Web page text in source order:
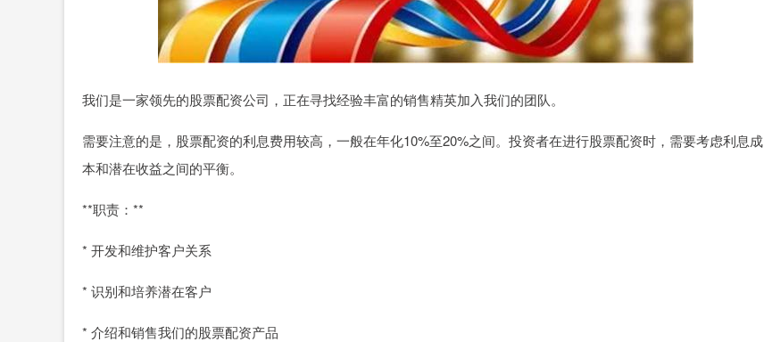
我们是一家领先的股票配资公司，正在寻找经验丰富的销售精英加入我们的团队。
需要注意的是，股票配资的利息费用较高，一般在年化10%至20%之间。投资者在进行股票配资时，需要考虑利息成
本和潜在收益之间的平衡。
**职责：**
* 开发和维护客户关系
* 识别和培养潜在客户
* 介绍和销售我们的股票配资产品